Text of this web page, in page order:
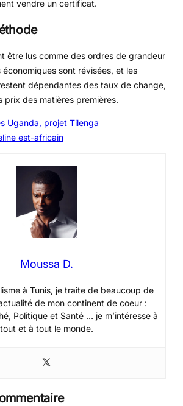
vendre un certificat.
être lus comme des ordres de grandeur
économiques sont révisées, et les
dépendantes des taux de change,
prix des matières premières.
Uganda, projet Tilenga
est-africain
Moussa D.
à Tunis, je traite de beaucoup de
de mon continent de coeur :
Politique et Santé … je m’intéresse à
tout et à tout le monde.